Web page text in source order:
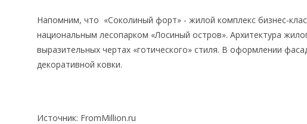
Напомним, что «Соколиный форт» - жилой комплекс бизнес-
национальным лесопарком «Лосиный остров». Архитектура
выразительных чертах «готического» стиля. В оформлении
декоративной ковки.
Источник: FromMillion.ru